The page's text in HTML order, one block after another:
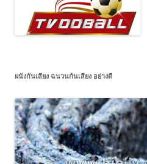
ผนังกันเสียง ฉนวนกันเสียง อย่างดี